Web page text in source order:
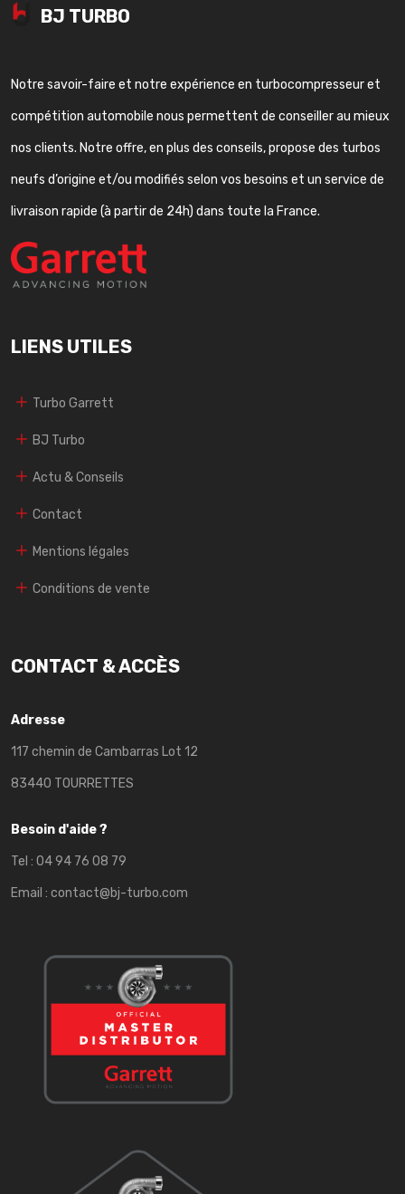
BJ TURBO
Notre savoir-faire et notre expérience en turbocompresseur et
compétition automobile nous permettent de conseiller au mieux
nos clients. Notre offre, en plus des conseils, propose des turbos
neufs d’origine et/ou modifiés selon vos besoins et un service de
livraison rapide (à partir de 24h) dans toute la France.
LIENS UTILES
Turbo Garrett
BJ Turbo
Actu & Conseils
Contact
Mentions légales
Conditions de vente
CONTACT & ACCÈS
Adresse
117 chemin de Cambarras Lot 12
83440 TOURRETTES
Besoin d'aide ?
Tel : 04 94 76 08 79
Email : contact@bj-turbo.com